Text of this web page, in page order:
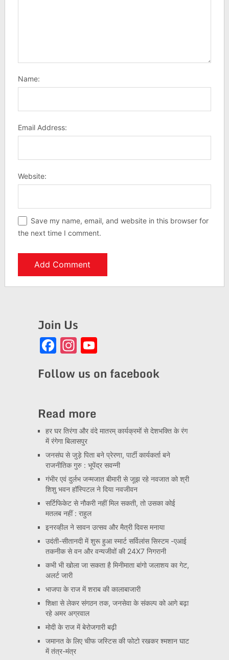
Name:
Email Address:
Website:
Save my name, email, and website in this browser for
the next time I comment.
Join Us
Facebook
Instagram
YouTube
Follow us on facebook
Read more
हर घर तिरंगा और वंदे मातरम् कार्यक्रमों से देशभक्ति के रंग
में रंगेगा बिलासपुर
जनसंघ से जुड़े पिता बने प्रेरणा, पार्टी कार्यकर्ता बने
राजनीतिक गुरु : भूपेंद्र सवन्नी
गंभीर एवं दुर्लभ जन्मजात बीमारी से जूझ रहे नवजात को श्री
शिशु भवन हॉस्पिटल ने दिया नवजीवन
सर्टिफिकेट से नौकरी नहीं मिल सकती, तो उसका कोई
मतलब नहीं : राहुल
इनरव्हील ने सावन उत्सव और मैत्री दिवस मनाया
उदंती-सीतानदी में शुरू हुआ स्मार्ट सर्विलांस सिस्टम -एआई
तकनीक से वन और वन्यजीवों की 24X7 निगरानी
कभी भी खोला जा सकता है मिनीमाता बांगो जलाशय का गेट,
अलर्ट जारी
भाजपा के राज में शराब की कालाबाजारी
शिक्षा से लेकर संगठन तक, जनसेवा के संकल्प को आगे बढ़ा
रहे अमर अग्रवाल
मोदी के राज में बेरोजगारी बढ़ी
जमानत के लिए चीफ जस्टिस की फोटो रखकर श्मशान घाट
में तंत्र-मंत्र